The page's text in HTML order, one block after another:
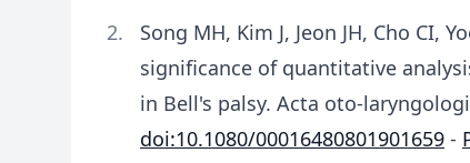
Song MH, Kim J, Jeon JH, Cho CI,
significance of quantitative
in Bell's palsy. Acta oto-
doi:10.1080/00016480801901659 -